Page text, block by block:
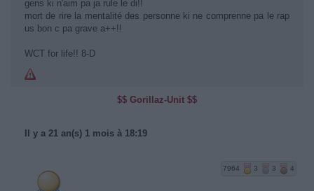
gens ki n'aim pa ja rule le di!!
mort de rire la mentalité des personne ki ne comprenne pa le rap
us bon c pa grave a++!!
WCT for life!! 8-D
$$ Gorillaz-Unit $$
Il y a 21 an(s) 1 mois à 18:19
7964 3 3 4